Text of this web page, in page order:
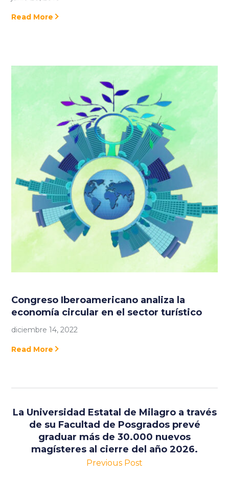
Read More
Congreso Iberoamericano analiza la
economía circular en el sector turístico
diciembre 14, 2022
Read More
La Universidad Estatal de Milagro a través
de su Facultad de Posgrados prevé
graduar más de 30.000 nuevos
magísteres al cierre del año 2026.
Previous Post